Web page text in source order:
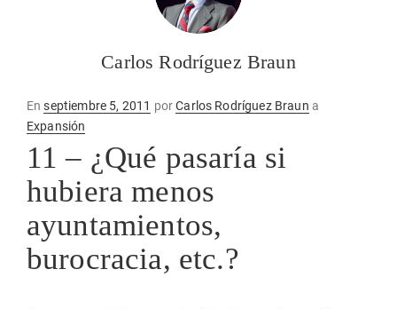
Carlos Rodríguez Braun
EnPublicado
en
septiembre 5, 2011 porCarlos Rodríguez Braun a
Expansión
11 – ¿Qué pasaría si
hubiera menos
ayuntamientos,
burocracia, etc.?